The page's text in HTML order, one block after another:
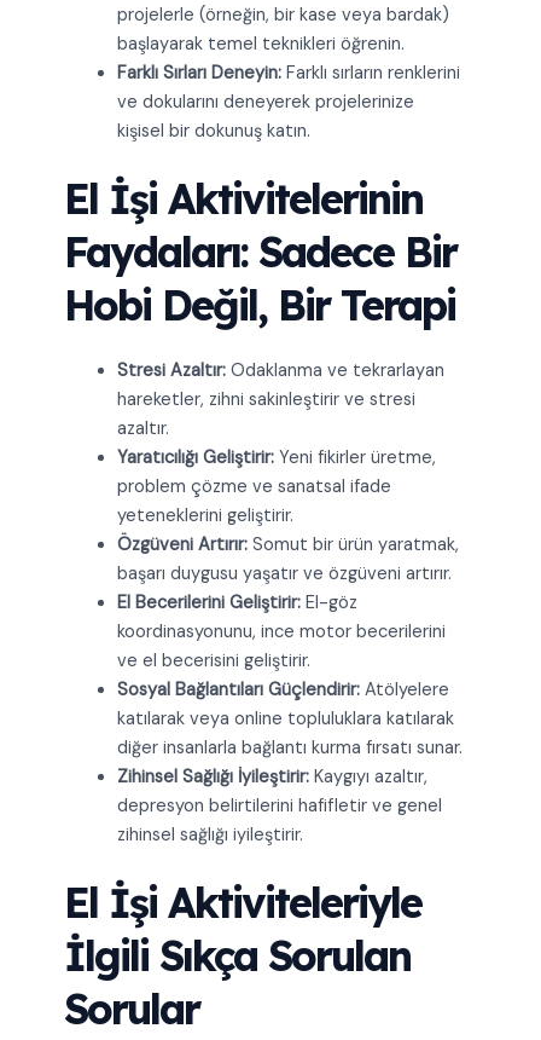
projelerle (örneğin, bir kase veya bardak)
başlayarak temel teknikleri öğrenin.
Farklı Sırları Deneyin:Farklı sırların renklerini
ve dokularını deneyerek projelerinize
kişisel bir dokunuş katın.
El İşi Aktivitelerinin
Faydaları: Sadece Bir
Hobi Değil, Bir Terapi
Stresi Azaltır:Odaklanma ve tekrarlayan
hareketler, zihni sakinleştirir ve stresi
azaltır.
Yaratıcılığı Geliştirir:Yeni fikirler üretme,
problem çözme ve sanatsal ifade
yeteneklerini geliştirir.
Özgüveni Artırır:Somut bir ürün yaratmak,
başarı duygusu yaşatır ve özgüveni artırır.
El Becerilerini Geliştirir:El-göz
koordinasyonunu, ince motor becerilerini
ve el becerisini geliştirir.
Sosyal Bağlantıları Güçlendirir:Atölyelere
katılarak veya online topluluklara katılarak
diğer insanlarla bağlantı kurma fırsatı sunar.
Zihinsel Sağlığı İyileştirir:Kaygıyı azaltır,
depresyon belirtilerini hafifletir ve genel
zihinsel sağlığı iyileştirir.
El İşi Aktiviteleriyle
İlgili Sıkça Sorulan
Sorular